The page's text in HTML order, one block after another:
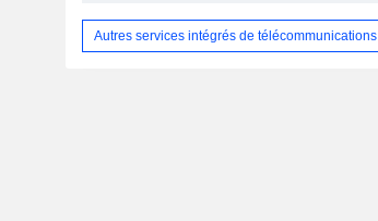
Autres services intégrés de télécommunications